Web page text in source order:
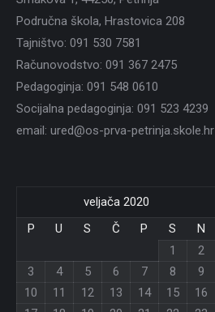
Područna škola, Hrastovica 208
Tajništvo: 091 530 7581
Računovodstvo: 091 367 2475
Pedagoginja: 091 548 0610
Socijalna pedagoginja: 091 523 4239
email: ured@os-prva-petrinja.skole.hr
veljača 2020
P
U S Č P S
N
1
2
3
4 5 6 7 8
9
10
11 12 13 14 15
16